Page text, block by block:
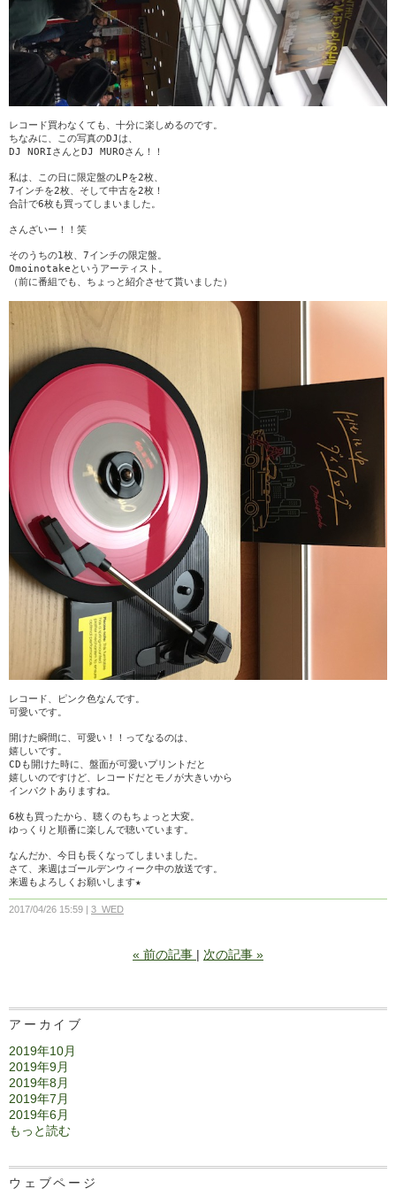
レコード買わなくても、十分に楽しめるのです。
ちなみに、この写真のDJは、
DJ NORIさんとDJ MUROさん！！
私は、この日に限定盤のLPを2枚、
7インチを2枚、そして中古を2枚！
合計で6枚も買ってしまいました。
さんざいー！！笑
そのうちの1枚、7インチの限定盤。
Omoinotakeというアーティスト。
（前に番組でも、ちょっと紹介させて貰いました）
レコード、ピンク色なんです。
可愛いです。
開けた瞬間に、可愛い！！ってなるのは、
嬉しいです。
CDも開けた時に、盤面が可愛いプリントだと
嬉しいのですけど、レコードだとモノが大きいから
インパクトありますね。
6枚も買ったから、聴くのもちょっと大変。
ゆっくりと順番に楽しんで聴いています。
なんだか、今日も長くなってしまいました。
さて、来週はゴールデンウィーク中の放送です。
来週もよろしくお願いします★
2017/04/26 15:59 3_WED
« 前の記事 次の記事 »
アーカイブ
2019年10月
2019年9月
2019年8月
2019年7月
2019年6月
もっと読む
ウェブページ